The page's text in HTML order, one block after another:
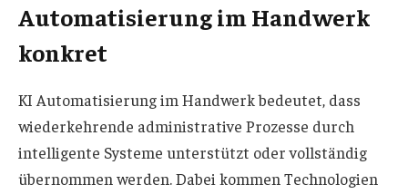
Automatisierung im Handwerk
konkret
KI Automatisierung im Handwerk bedeutet, dass
wiederkehrende administrative Prozesse durch
intelligente Systeme unterstützt oder vollständig
übernommen werden. Dabei kommen Technologien